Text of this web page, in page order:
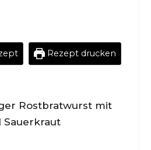
Rezept drucken
Rostbratwurst mit
Sauerkraut